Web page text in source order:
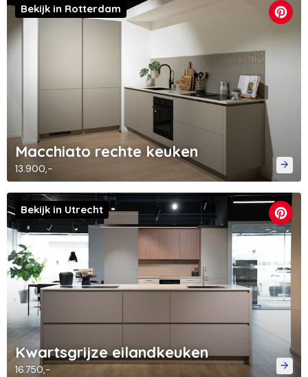
Macchiato rechte keuken
13.900,-
Bekijk in Rotterdam
Kwartsgrijze eilandkeuken
16.750,-
Bekijk in Utrecht